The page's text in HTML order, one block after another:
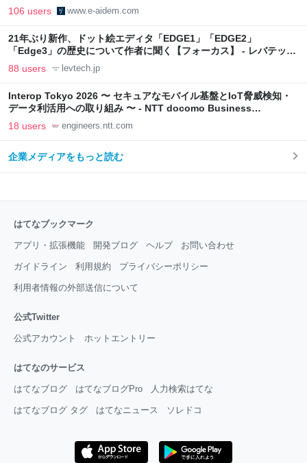
106 users www.e-aidem.com
21年ぶり新作、ドット絵エディタ「EDGE1」「EDGE2」
「Edge3」の歴史について作者に聞く【フォーカス】 - レバテック
LAB
88 users levtech.jp
Interop Tokyo 2026 〜 セキュアなモバイル基盤とIoT脅威検知・
データ利活用への取り組み 〜 - NTT docomo Business
Engineers' Blog
18 users engineers.ntt.com
企業メディアをもっと読む
はてなブックマーク
アプリ・拡張機能 開発ブログ ヘルプ お問い合わせ
ガイドライン 利用規約 プライバシーポリシー
利用者情報の外部送信について
公式Twitter
公式アカウント ホットエントリー
はてなのサービス
はてなブログ はてなブログPro 人力検索はてな
はてなブログ タグ はてなニュース ソレドコ